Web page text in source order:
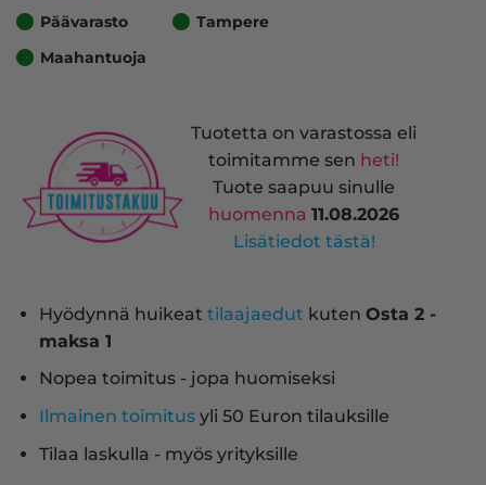
Päävarasto
Tampere
Maahantuoja
Tuotetta on varastossa eli
toimitamme sen heti!
Tuote saapuu sinulle
huomenna11.08.2026
Lisätiedot tästä!
Hyödynnä huikeat tilaajaedut kuten Osta 2 -
maksa 1
Nopea toimitus - jopa huomiseksi
Ilmainen toimitusyli 50 Euron tilauksille
Tilaa laskulla - myös yrityksille